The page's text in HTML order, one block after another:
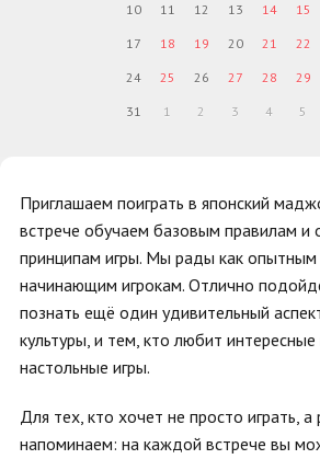
Приглашаем поиграть в японский
встрече обучаем базовым правилам и
принципам игры. Мы рады как опытным
начинающим игрокам. Отлично
познать ещё один удивительный
культуры, и тем, кто любит интересные
настольные игры.
Для тех, кто хочет не просто играть,
напоминаем: на каждой встрече вы
10 11 12 13 14 15
17 18 19 20 21 22
24 25 26 27 28 29
31 1 2 3 4 5